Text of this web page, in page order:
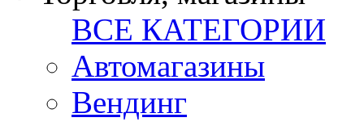
ВСЕ КАТЕГОРИИ
Автомагазины
Вендинг